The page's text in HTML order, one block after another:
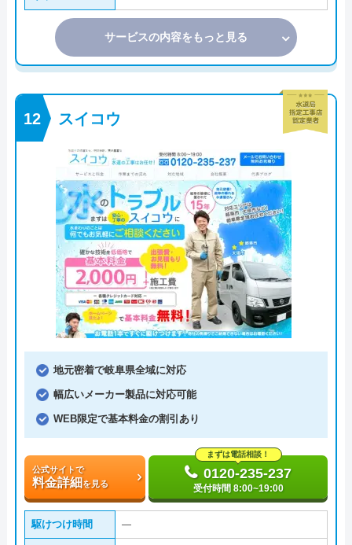
サービスの内容をもっと見る
スイコウ
地元密着で岐阜県全域に対応
幅広いメーカー製品に対応可能
WEB限定で基本料金の割引あり
公式サイトで
料金詳細を見る
まずは電話相談！
0120-235-237
受付時間 8:00~19:00
駆けつけ時間 ―